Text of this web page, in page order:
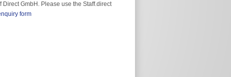
GmbH. Please use the Staff.direct
form